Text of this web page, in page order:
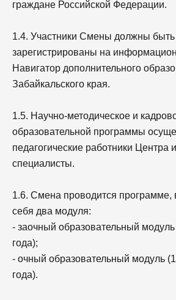
граждане Российской Федерации.
1.4. Участники Смены должны быть
зарегистрированы на
Навигатор дополнительного
Забайкальского края.
1.5. Научно-методическое и
образовательной программы
педагогические работники Центра
специалисты.
1.6. Смена проводится
себя два модуля:
- заочный образовательный
года);
- очный образовательный модуль
года).